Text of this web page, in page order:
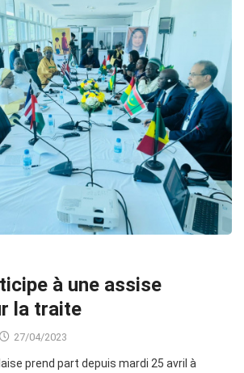
à une assise
la traite
27/04/2023
prend part depuis mardi 25 avril à